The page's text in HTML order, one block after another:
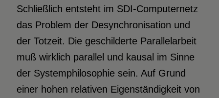
Schließlich entsteht im SDI-Computernetz
das Problem der Desynchronisation und
der Totzeit. Die geschilderte Parallelarbeit
muß wirklich parallel und kausal im Sinne
der Systemphilosophie sein. Auf Grund
einer hohen relativen Eigenständigkeit von